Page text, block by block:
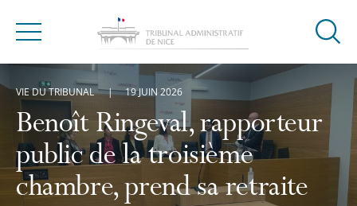
Menu
Ouvrir
Benoît Ringeval, rapporteur
public de la troisième
chambre, prend sa retraite
VIE DU TRIBUNAL 19 JUIN 2026